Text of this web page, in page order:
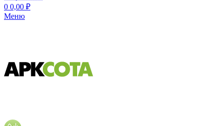
0 0,00 ₽
Меню